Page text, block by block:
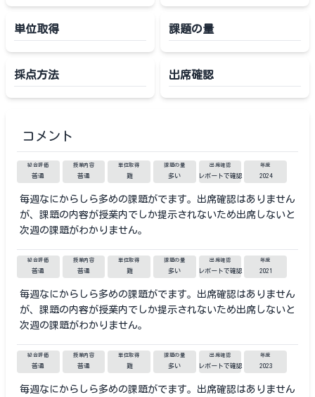
単位取得 課題の量
採点方法 出席確認
コメント
総合評価
普通
授業内容
普通
単位取得
難
課題の量
多い
出席確認
レポートで確認
年度
2024
毎週なにからしら多めの課題がでます。出席確認はありません
が、課題の内容が授業内でしか提示されないため出席しないと
次週の課題がわかりません。
総合評価
普通
授業内容
普通
単位取得
難
課題の量
多い
出席確認
レポートで確認
年度
2021
毎週なにからしら多めの課題がでます。出席確認はありません
が、課題の内容が授業内でしか提示されないため出席しないと
次週の課題がわかりません。
総合評価
普通
授業内容
普通
単位取得
難
課題の量
多い
出席確認
レポートで確認
年度
2023
毎週なにからしら多めの課題がでます。出席確認はありません